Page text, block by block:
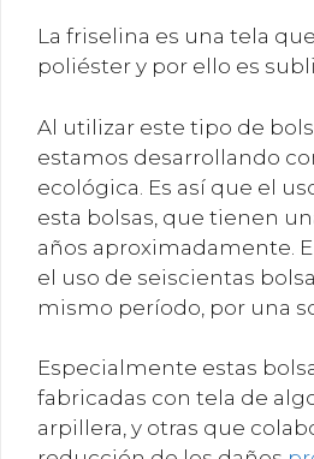
La friselina es una tela
poliéster y por ello es
Al utilizar este tipo de
estamos desarrollando
ecológica. Es así que el
esta bolsas, que tienen
años aproximadamente.
el uso de seiscientas
mismo período, por una
Especialmente estas
fabricadas con tela de
arpillera, y otras que